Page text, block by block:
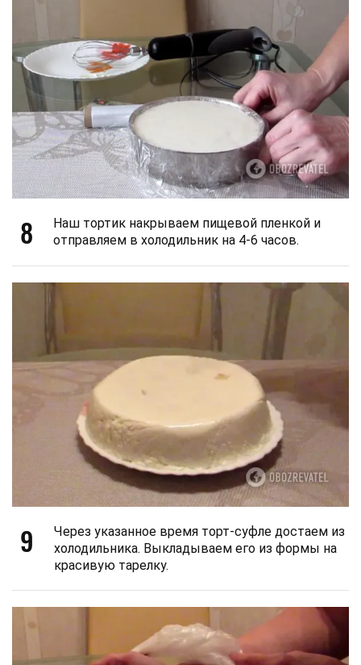
8
Наш тортик накрываем пищевой пленкой и
отправляем в холодильник на 4-6 часов.
9
Через указанное время торт-суфле достаем из
холодильника. Выкладываем его из формы на
красивую тарелку.